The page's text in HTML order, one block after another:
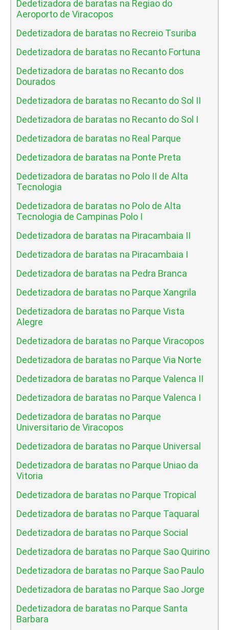
Dedetizadora de baratas na Regiao do
Aeroporto de Viracopos
Dedetizadora de baratas no Recreio Tsuriba
Dedetizadora de baratas no Recanto Fortuna
Dedetizadora de baratas no Recanto dos
Dourados
Dedetizadora de baratas no Recanto do Sol II
Dedetizadora de baratas no Recanto do Sol I
Dedetizadora de baratas no Real Parque
Dedetizadora de baratas na Ponte Preta
Dedetizadora de baratas no Polo II de Alta
Tecnologia
Dedetizadora de baratas no Polo de Alta
Tecnologia de Campinas Polo I
Dedetizadora de baratas na Piracambaia II
Dedetizadora de baratas na Piracambaia I
Dedetizadora de baratas na Pedra Branca
Dedetizadora de baratas no Parque Xangrila
Dedetizadora de baratas no Parque Vista
Alegre
Dedetizadora de baratas no Parque Viracopos
Dedetizadora de baratas no Parque Via Norte
Dedetizadora de baratas no Parque Valenca II
Dedetizadora de baratas no Parque Valenca I
Dedetizadora de baratas no Parque
Universitario de Viracopos
Dedetizadora de baratas no Parque Universal
Dedetizadora de baratas no Parque Uniao da
Vitoria
Dedetizadora de baratas no Parque Tropical
Dedetizadora de baratas no Parque Taquaral
Dedetizadora de baratas no Parque Social
Dedetizadora de baratas no Parque Sao Quirino
Dedetizadora de baratas no Parque Sao Paulo
Dedetizadora de baratas no Parque Sao Jorge
Dedetizadora de baratas no Parque Santa
Barbara